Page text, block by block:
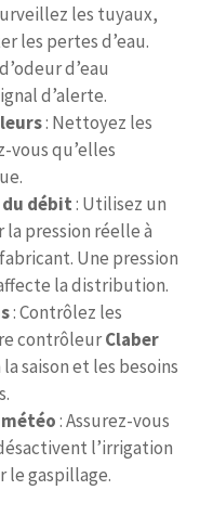
les tuyaux,
les pertes d’eau.
d’eau
d’alerte.
: Nettoyez les
vous qu’elles
du débit: Utilisez un
pression réelle à
Une pression
la distribution.
: Contrôlez les
contrôleurClaber
saison et les besoins
: Assurez-vous
l’irrigation
le gaspillage.